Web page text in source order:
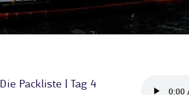
Die Packliste | Tag 4